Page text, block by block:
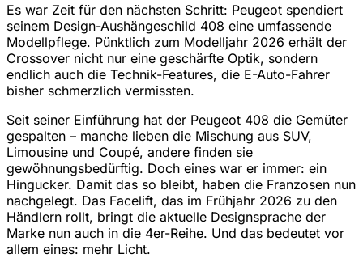
Es war Zeit für den nächsten Schritt: Peugeot spendiert
seinem Design-Aushängeschild 408 eine umfassende
Modellpflege. Pünktlich zum Modelljahr 2026 erhält der
Crossover nicht nur eine geschärfte Optik, sondern
endlich auch die Technik-Features, die E-Auto-Fahrer
bisher schmerzlich vermissten.
Seit seiner Einführung hat der Peugeot 408 die Gemüter
gespalten – manche lieben die Mischung aus SUV,
Limousine und Coupé, andere finden sie
gewöhnungsbedürftig. Doch eines war er immer: ein
Hingucker. Damit das so bleibt, haben die Franzosen nun
nachgelegt. Das Facelift, das im Frühjahr 2026 zu den
Händlern rollt, bringt die aktuelle Designsprache der
Marke nun auch in die 4er-Reihe. Und das bedeutet vor
allem eines: mehr Licht.